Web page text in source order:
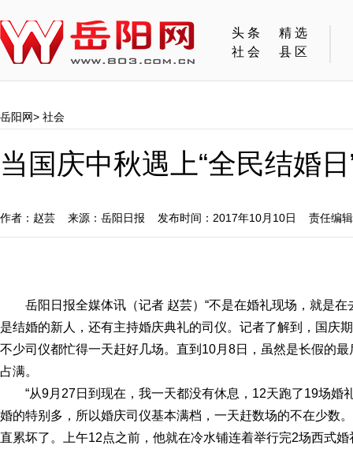
头条
精选
社会
县区
岳阳网> 社会
当国庆中秋遇上“全民结婚
作者：赵芸 来源：岳阳日报 发布时间：2017年10月10日 责任编辑
岳阳日报全媒体讯（记者 赵芸）“不是在婚礼现场，就是
是结婚的新人，还有主持婚庆典礼的司仪。记者了解到，国庆
不少司仪都忙得一天赶好几场。直到10月8日，虽然是长假的
占满。
“从9月27日到现在，我一天都没有休息，12天跑了19场婚
婚的特别多，所以婚庆司仪基本满档，一天赶数场的不在少数
直累坏了。上午12点之前，他就在冷水铺连着举行完2场西式